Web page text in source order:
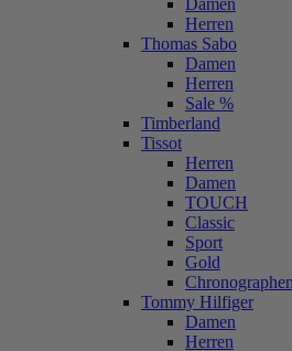
Damen
Herren
Thomas Sabo
Damen
Herren
Sale %
Timberland
Tissot
Herren
Damen
TOUCH
Classic
Sport
Gold
Chronographen
Tommy Hilfiger
Damen
Herren